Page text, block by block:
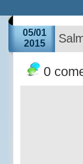
05/01
2015
0